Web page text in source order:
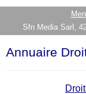
Sfn Media Sarl,
Annuaire